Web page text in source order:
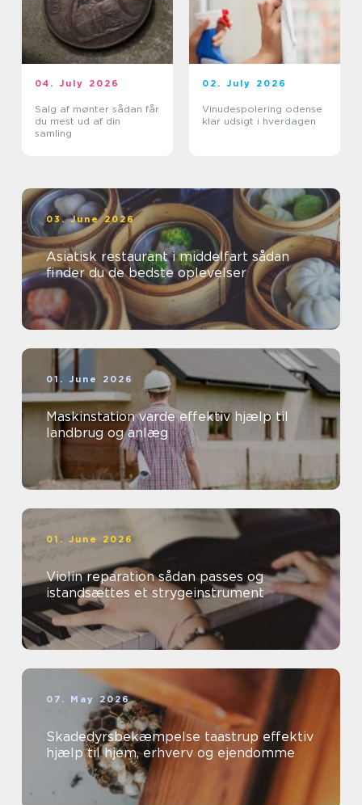
04. July 2026
Salg af mønter sådan får
du mest ud af din
samling
02. July 2026
Vinudespolering odense
klar udsigt i hverdagen
03. June 2026
Asiatisk restaurant i middelfart sådan
finder du de bedste oplevelser
01. June 2026
Maskinstation varde effektiv hjælp til
landbrug og anlæg
01. June 2026
Violin reparation sådan passes og
istandsættes et strygeinstrument
07. May 2026
Skadedyrsbekæmpelse taastrup effektiv
hjælp til hjem, erhverv og ejendomme